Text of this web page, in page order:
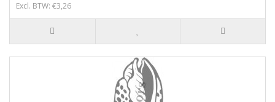
Excl. BTW: €3,26